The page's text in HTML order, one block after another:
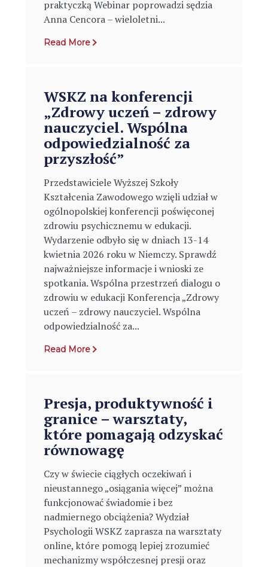
praktyczką Webinar poprowadzi sędzia
Anna Cencora – wieloletni...
Read More
WSKZ na konferencji
„Zdrowy uczeń – zdrowy
nauczyciel. Wspólna
odpowiedzialność za
przyszłość”
Przedstawiciele Wyższej Szkoły
Kształcenia Zawodowego wzięli udział w
ogólnopolskiej konferencji poświęconej
zdrowiu psychicznemu w edukacji.
Wydarzenie odbyło się w dniach 13-14
kwietnia 2026 roku w Niemczy. Sprawdź
najważniejsze informacje i wnioski ze
spotkania. Wspólna przestrzeń dialogu o
zdrowiu w edukacji Konferencja „Zdrowy
uczeń – zdrowy nauczyciel. Wspólna
odpowiedzialność za...
Read More
Presja, produktywność i
granice – warsztaty,
które pomagają odzyskać
równowagę
Czy w świecie ciągłych oczekiwań i
nieustannego „osiągania więcej” można
funkcjonować świadomie i bez
nadmiernego obciążenia? Wydział
Psychologii WSKZ zaprasza na warsztaty
online, które pomogą lepiej zrozumieć
mechanizmy współczesnej presji oraz